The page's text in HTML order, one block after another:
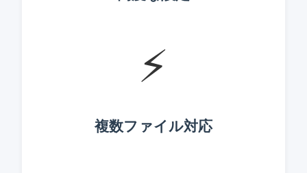
⚡
複数ファイル対応